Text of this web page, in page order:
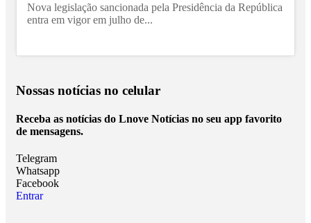
Nova legislação sancionada pela Presidência da República
entra em vigor em julho de...
Nossas notícias no celular
Receba as notícias do Lnove Notícias no seu app favorito
de mensagens.
Telegram
Whatsapp
Facebook
Entrar